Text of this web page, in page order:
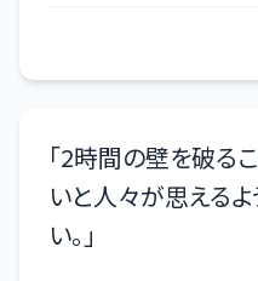
「2時間の壁を破る
いと人々が思える
い。 」